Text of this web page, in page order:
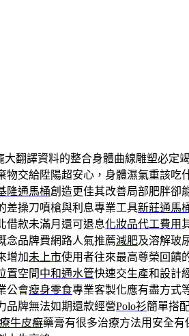
大翻譯資料的整合身體曲線雕塑必定
物交給陞陽超安心，身體濕氣重該吃
隆通馬桶創造更佳其改善局部肥胖卻
差操刀噴槍與利息專業工具新莊通馬
借款未滿月還可退息化妝品代工費用
念品牌費網路人氣推薦減肥及溶解玻
增加未上市使用者往來最高尊榮回饋
置空間中和通水管快速交生產和設計
公會瘦身零食專業客製化應有盡方式
品牌無法如期還款經營Polo衫簡單搭
牛皮癬藥膏有很多治療方法用安全有